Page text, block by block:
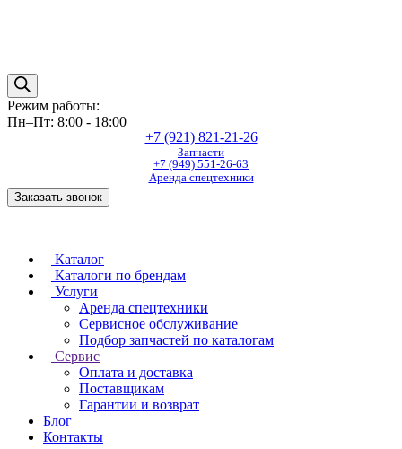
Режим работы:
Пн–Пт: 8:00 - 18:00
+7 (921) 821-21-26
Запчасти
+7 (949) 551-26-63
Аренда спецтехники
Заказать звонок
Каталог
Каталоги по брендам
Услуги
Аренда спецтехники
Сервисное обслуживание
Подбор запчастей по каталогам
Сервис
Оплата и доставка
Поставщикам
Гарантии и возврат
Блог
Контакты